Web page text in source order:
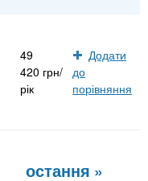
49
420 грн/
рік
Додати
до
порівняння
остання »